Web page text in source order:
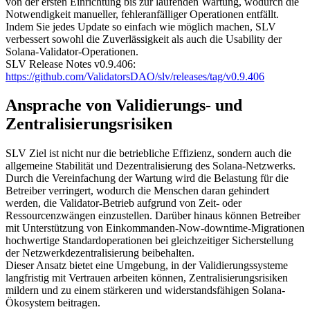
Notwendigkeit manueller, fehleranfälliger Operationen entfällt.
Indem Sie jedes Update so einfach wie möglich machen, SLV
verbessert sowohl die Zuverlässigkeit als auch die Usability der
Solana-Validator-Operationen.
SLV Release Notes v0.9.406:
https://github.com/ValidatorsDAO/slv/releases/tag/v0.9.406
Ansprache von Validierungs- und
Zentralisierungsrisiken
SLV Ziel ist nicht nur die betriebliche Effizienz, sondern auch die
allgemeine Stabilität und Dezentralisierung des Solana-Netzwerks.
Durch die Vereinfachung der Wartung wird die Belastung für die
Betreiber verringert, wodurch die Menschen daran gehindert
werden, die Validator-Betrieb aufgrund von Zeit- oder
Ressourcenzwängen einzustellen. Darüber hinaus können Betreiber
mit Unterstützung von Einkommanden-Now-downtime-Migrationen
hochwertige Standardoperationen bei gleichzeitiger Sicherstellung
der Netzwerkdezentralisierung beibehalten.
Dieser Ansatz bietet eine Umgebung, in der Validierungssysteme
langfristig mit Vertrauen arbeiten können, Zentralisierungsrisiken
mildern und zu einem stärkeren und widerstandsfähigen Solana-
Ökosystem beitragen.